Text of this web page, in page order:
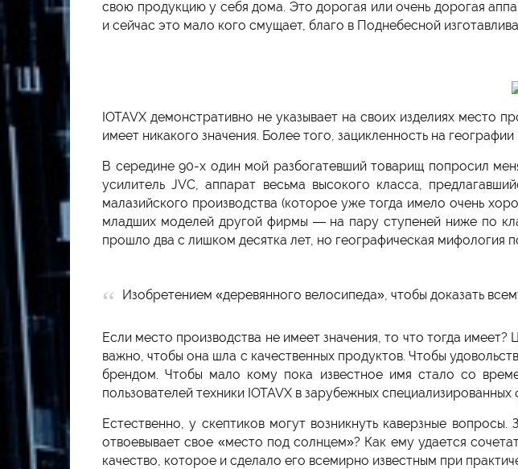
свою продукцию у себя дома. Это дорогая или очень дорогая
и сейчас это мало кого смущает, благо в Поднебесной
IOTAVX демонстративно не указывает на своих изделиях место
имеет никакого значения. Более того, зацикленность на
В середине 90-х один мой разбогатевший товарищ попросил
усилитель JVC, аппарат весьма высокого класса,
малазийского производства (которое уже тогда имело очень
младших моделей другой фирмы — на пару ступеней ниже по
прошло два с лишком десятка лет, но географическая мифология
Изобретением «деревянного велосипеда», чтобы доказать
Если место производства не имеет значения, то что тогда
важно, чтобы она шла с качественных продуктов. Чтобы
брендом. Чтобы мало кому пока известное имя стало со
пользователей техники IOTAVX в зарубежных
Естественно, у скептиков могут возникнуть каверзные
отвоевывает свое «место под солнцем»? Как ему удается
качество, которое и сделало его всемирно известным при